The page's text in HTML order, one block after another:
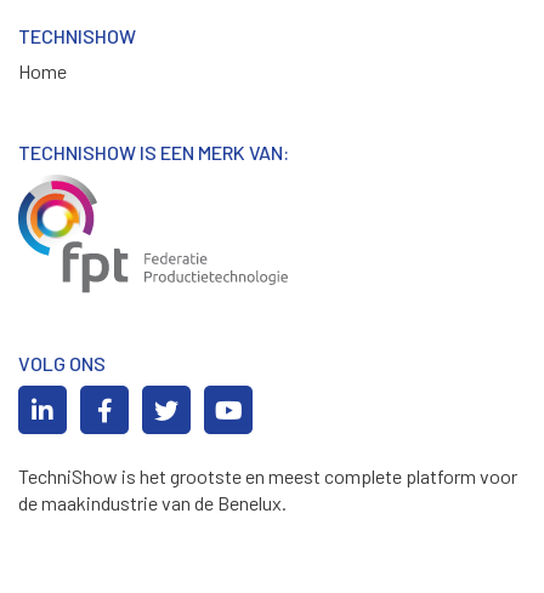
TECHNISHOW
Home
TECHNISHOW IS EEN MERK VAN:
VOLG ONS
TechniShow is het grootste en meest complete platform voor
de maakindustrie van de Benelux.